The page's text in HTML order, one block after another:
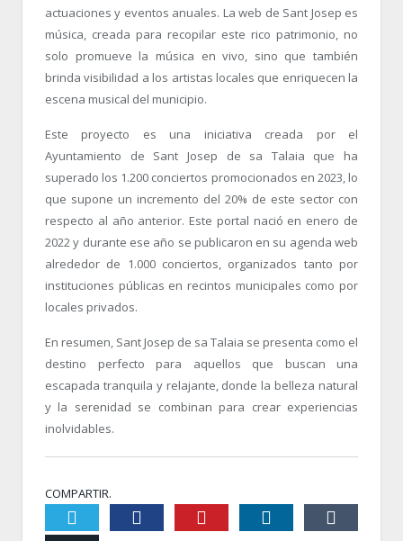
actuaciones y eventos anuales. La web de Sant Josep es
música, creada para recopilar este rico patrimonio, no
solo promueve la música en vivo, sino que también
brinda visibilidad a los artistas locales que enriquecen la
escena musical del municipio.
Este proyecto es una iniciativa creada por el
Ayuntamiento de Sant Josep de sa Talaia que ha
superado los 1.200 conciertos promocionados en 2023, lo
que supone un incremento del 20% de este sector con
respecto al año anterior. Este portal nació en enero de
2022 y durante ese año se publicaron en su agenda web
alrededor de 1.000 conciertos, organizados tanto por
instituciones públicas en recintos municipales como por
locales privados.
En resumen, Sant Josep de sa Talaia se presenta como el
destino perfecto para aquellos que buscan una
escapada tranquila y relajante, donde la belleza natural
y la serenidad se combinan para crear experiencias
inolvidables.
COMPARTIR.
Facebook Pinterest LinkedIn